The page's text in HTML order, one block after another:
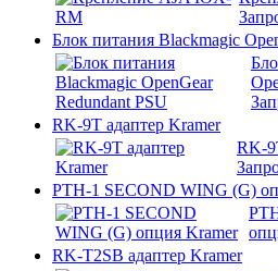
Блок питания Blackmagic
RK-9T адаптер Kramer
RK-
PTH-1 SECOND WING (G)
RK-T2SB адаптер Kramer